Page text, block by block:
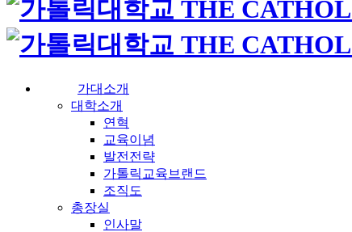
가대소개
대학소개
연혁
교육이념
발전전략
가톨릭교육브랜드
조직도
총장실
인사말